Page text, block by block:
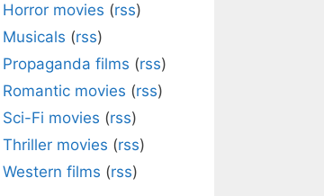
Horror movies (rss)
Musicals (rss)
Propaganda films (rss)
Romantic movies (rss)
Sci-Fi movies (rss)
Thriller movies (rss)
Western films (rss)